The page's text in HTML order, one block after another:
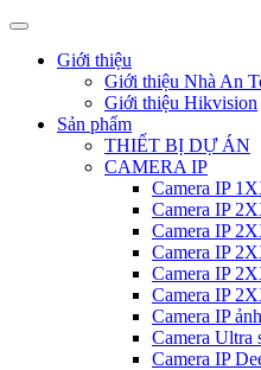
Giới thiệu
Giới thiệu Nhà An
Giới thiệu Hikvision
Sản phẩm
THIẾT BỊ DỰ ÁN
CAMERA IP
Camera IP
Camera IP
Camera IP
Camera IP
Camera IP
Camera IP
Camera IP
Camera Ultra
Camera IP